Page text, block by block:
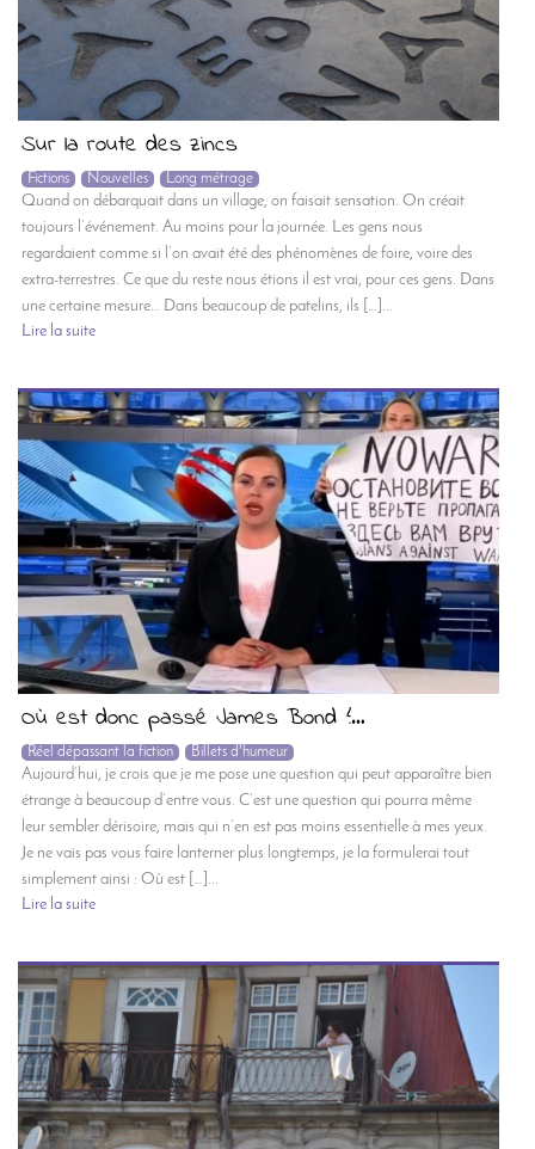
Sur la route des zincs
Fictions Nouvelles Long métrage
Quand on débarquait dans un village, on faisait sensation. On créait
toujours l’événement. Au moins pour la journée. Les gens nous
regardaient comme si l’on avait été des phénomènes de foire, voire des
extra-terrestres. Ce que du reste nous étions il est vrai, pour ces gens. Dans
une certaine mesure… Dans beaucoup de patelins, ils […]...
Lire la suite
Où est donc passé James Bond ?…
Réel dépassant la fiction Billets d'humeur
Aujourd’hui, je crois que je me pose une question qui peut apparaître bien
étrange à beaucoup d’entre vous. C’est une question qui pourra même
leur sembler dérisoire, mais qui n’en est pas moins essentielle à mes yeux.
Je ne vais pas vous faire lanterner plus longtemps, je la formulerai tout
simplement ainsi : Où est […]...
Lire la suite